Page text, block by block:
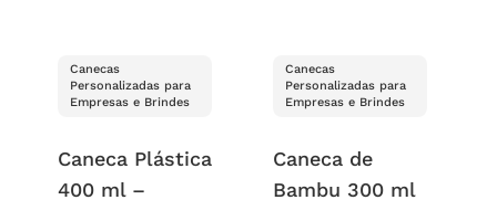
Canecas
Personalizadas para
Empresas e Brindes
Caneca Plástica
400 ml –
Canecas
Personalizadas para
Empresas e Brindes
Caneca de
Bambu 300 ml